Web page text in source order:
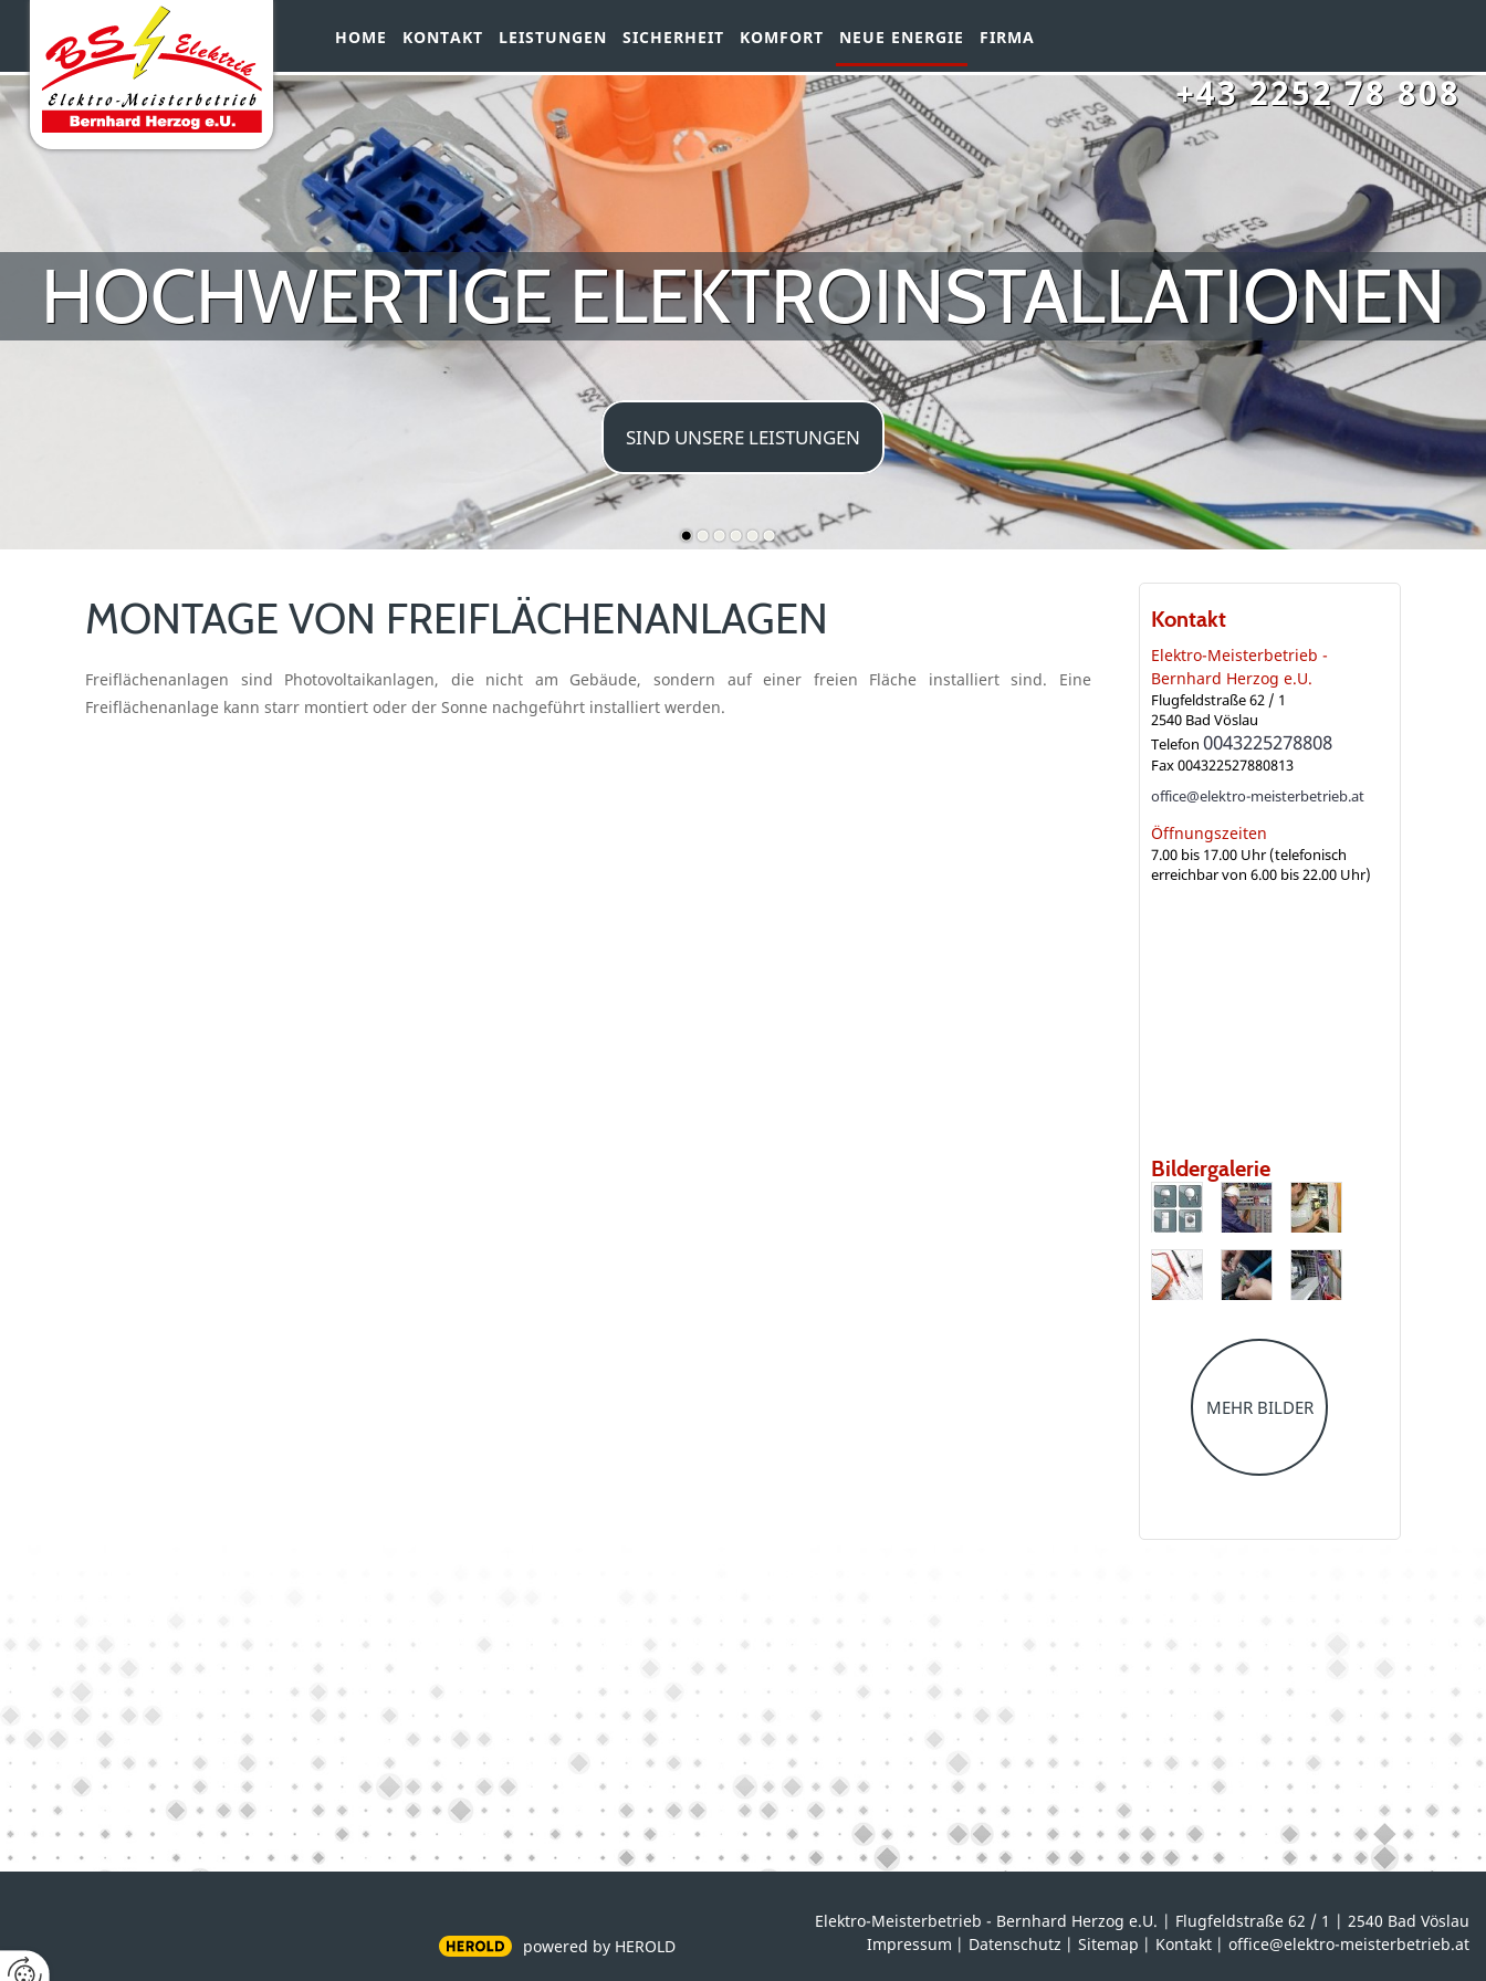
HOME KONTAKT LEISTUNGEN SICHERHEIT KOMFORT NEUE ENERGIE FIRMA
HOCHWERTIGE ELEKTROINSTALLATIONEN
SIND UNSERE LEISTUNGEN
IHREN ELEKTRIKER AUS BAD VÖSLAU
KONTAKTIEREN SIE HIER
+43 2252 78 808
Kontakt
Elektro-Meisterbetrieb -
Bernhard Herzog e.U.
Flugfeldstraße 62 / 1
2540 Bad Vöslau
Telefon 0043225278808
Fax004322527880813
office@elektro-meisterbetrieb.at
Öffnungszeiten
7.00 bis 17.00 Uhr (telefonisch
erreichbar von 6.00 bis 22.00 Uhr)
Bildergalerie
MEHR BILDER
MONTAGE VON FREIFLÄCHENANLAGEN
Freiflächenanlagen sind Photovoltaikanlagen, die nicht am Gebäude, sondern auf einer freien Fläche installiert sind. Eine
Freiflächenanlage kann starr montiert oder der Sonne nachgeführt installiert werden.
Elektro-Meisterbetrieb - Bernhard Herzog e.U. | Flugfeldstraße 62 / 1 | 2540 Bad Vöslau
Impressum | Datenschutz | Sitemap | Kontakt | office@elektro-meisterbetrieb.at
powered by HEROLD